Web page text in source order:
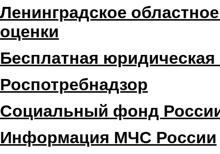
Ленинградское
оценки
Бесплатная
Роспотребнадзор
Социальный фонд
Информация МЧС России